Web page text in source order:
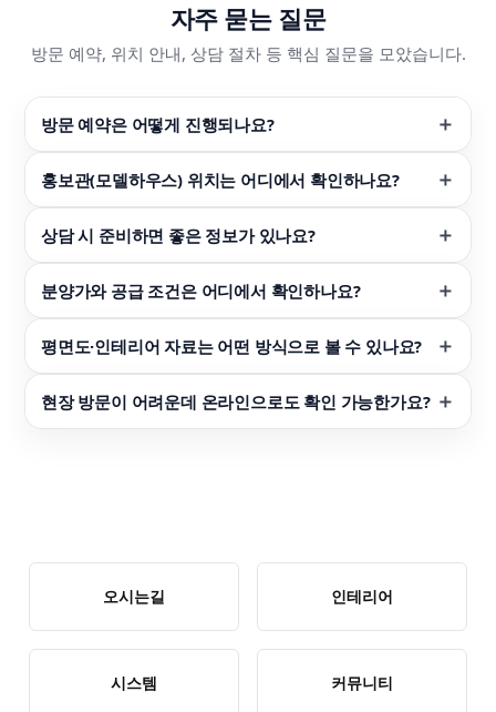
자주 묻는 질문
방문 예약, 위치 안내, 상담 절차 등 핵심 질문을 모았습니다.
방문 예약은 어떻게 진행되나요?
홍보관(모델하우스) 위치는 어디에서 확인하나요?
상담 시 준비하면 좋은 정보가 있나요?
분양가와 공급 조건은 어디에서 확인하나요?
평면도·인테리어 자료는 어떤 방식으로 볼 수 있나요?
현장 방문이 어려운데 온라인으로도 확인 가능한가요?
오시는길 인테리어
시스템 커뮤니티